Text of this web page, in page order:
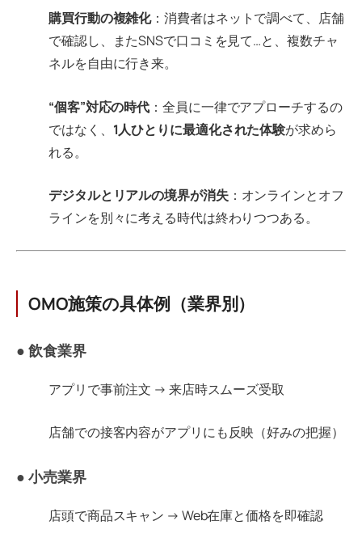
購買行動の複雑化：消費者はネットで調べて、店舗
で確認し、またSNSで口コミを見て…と、複数チャ
ネルを自由に行き来。
“個客”対応の時代 ：全員に一律でアプローチするの
ではなく、 1人ひとりに最適化された体験が求めら
れる。
デジタルとリアルの境界が消失：オンラインとオフ
ラインを別々に考える時代は終わりつつある。
OMO施策の具体例（業界別）
● 飲食業界
アプリで事前注文 → 来店時スムーズ受取
店舗での接客内容がアプリにも反映（好みの把握）
● 小売業界
店頭で商品スキャン → Web在庫と価格を即確認